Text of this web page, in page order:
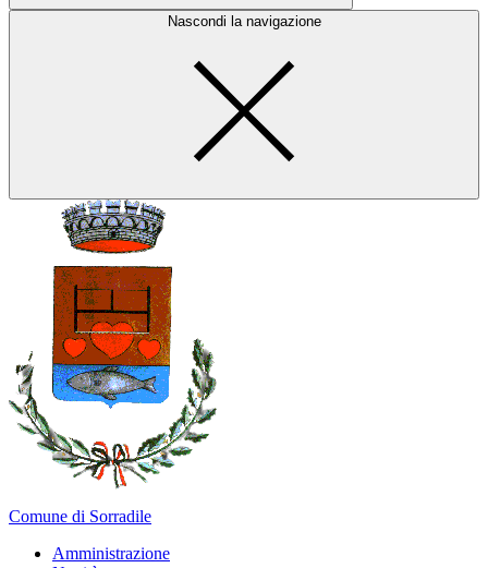
Nascondi la navigazione
Comune di Sorradile
Amministrazione